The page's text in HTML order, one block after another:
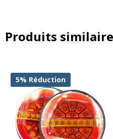
Produits
5% Réduction